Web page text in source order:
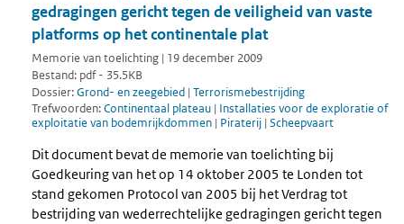
gedragingen gericht tegen de veiligheid van vaste
platforms op het continentale plat
Memorie van toelichting | 19 december 2009
Bestand: pdf - 35.5KB
Dossier:Grond- en zeegebied | Terrorismebestrijding
Trefwoorden:Continentaal plateau | Installaties voor de exploratie of
exploitatie van bodemrijkdommen | Piraterij | Scheepvaart
Dit document bevat de memorie van toelichting bij
Goedkeuring van het op 14 oktober 2005 te Londen tot
stand gekomen Protocol van 2005 bij het Verdrag tot
bestrijding van wederrechtelijke gedragingen gericht tegen